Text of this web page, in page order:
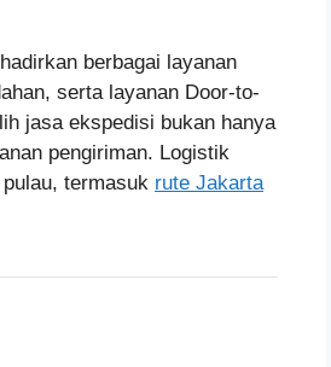
berbagai layanan
serta layanan Door-to-
jasa ekspedisi bukan hanya
pengiriman. Logistik
termasuk rute Jakarta